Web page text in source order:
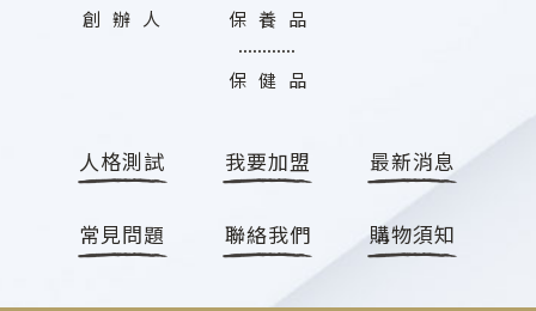
人格測試 我要加盟
聯絡我們 購物須知
常見問題
最新消息
創 辦 人 保 養 品
保 健 品
............